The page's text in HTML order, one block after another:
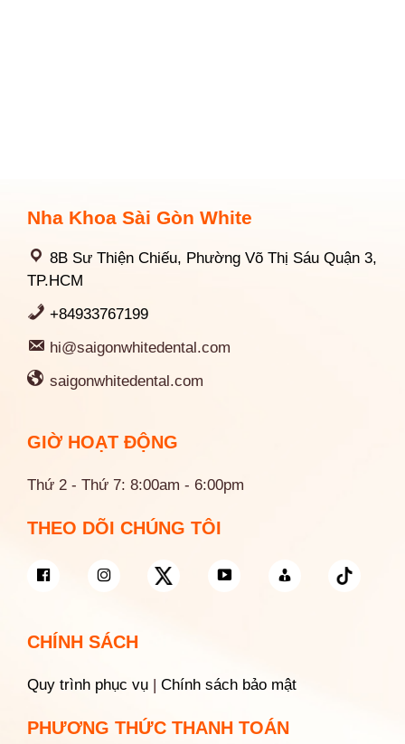
Nha Khoa Sài Gòn White
8B Sư Thiện Chiếu, Phường Võ Thị Sáu Quận 3,
TP.HCM
+84933767199
hi@saigonwhitedental.com
saigonwhitedental.com
GIỜ HOẠT ĐỘNG
Thứ 2 - Thứ 7: 8:00am - 6:00pm
THEO DÕI CHÚNG TÔI
CHÍNH SÁCH
Quy trình phục vụ | Chính sách bảo mật
PHƯƠNG THỨC THANH TOÁN